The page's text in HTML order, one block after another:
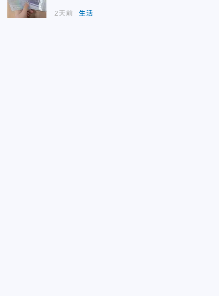
2天前 生活